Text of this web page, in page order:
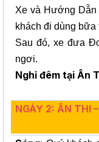
Xe và Hướng Dẫn
khách đi dùng
Sau đó, xe đưa
ngơi.
Nghỉ đêm tại Ân
NGÀY 2: ÂN THI